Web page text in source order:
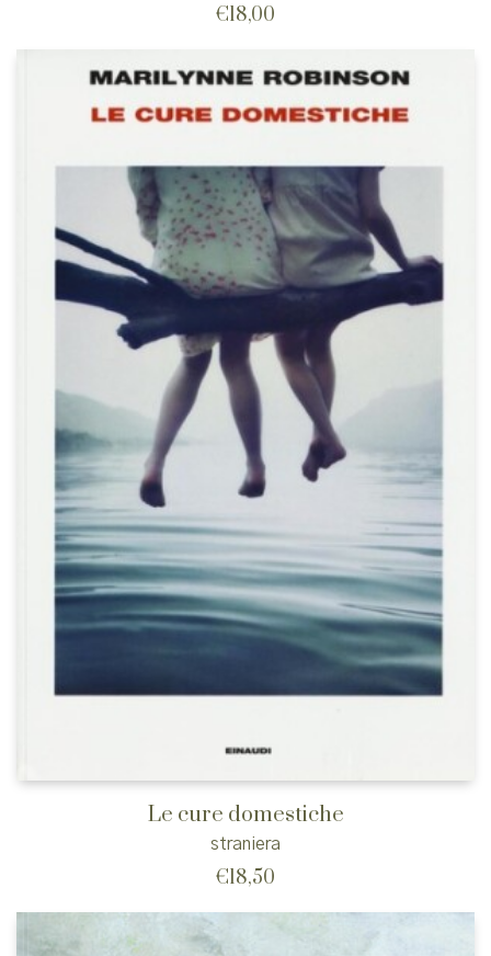
€18,00
Le cure domestiche
straniera
€18,50